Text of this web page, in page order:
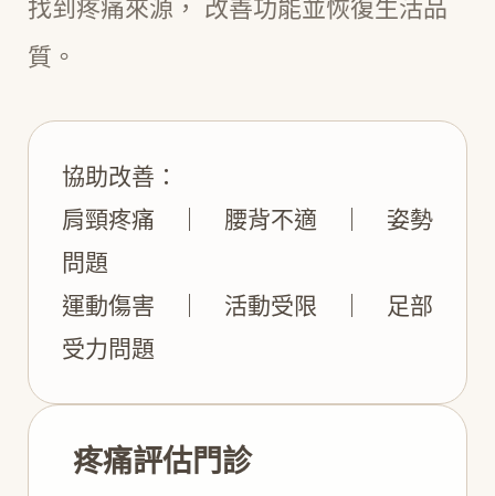
找到疼痛來源， 改善功能並恢復生活品
質。
協助改善：
肩頸疼痛 ｜ 腰背不適 ｜ 姿勢
問題
運動傷害 ｜ 活動受限 ｜ 足部
受力問題
疼痛評估門診